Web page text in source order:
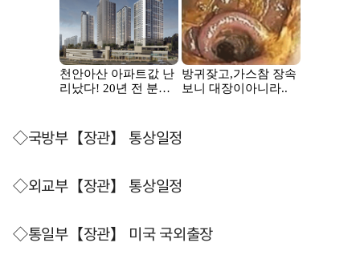
◇국방부【장관】 통상일정
◇외교부【장관】 통상일정
◇통일부【장관】 미국 국외출장